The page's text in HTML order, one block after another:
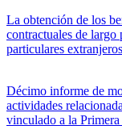
La obtención de los
contractuales de largo
particulares
Décimo informe de
actividades
vinculado a la